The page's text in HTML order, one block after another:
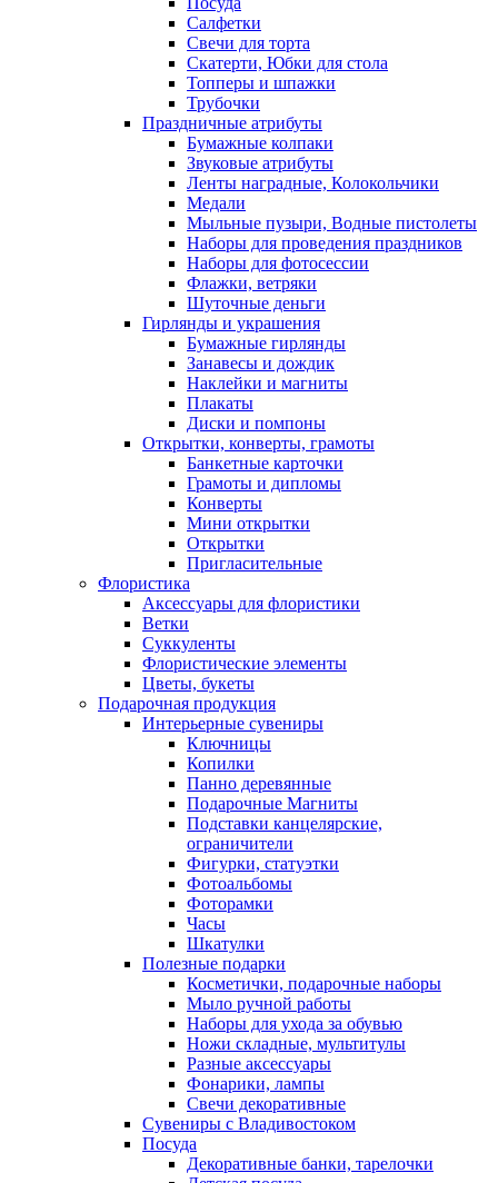
Салфетки
Свечи для торта
Скатерти, Юбки для стола
Топперы и шпажки
Трубочки
Праздничные атрибуты
Бумажные колпаки
Звуковые атрибуты
Ленты наградные, Колокольчики
Медали
Мыльные пузыри, Водные пистолеты
Наборы для проведения праздников
Наборы для фотосессии
Флажки, ветряки
Шуточные деньги
Гирлянды и украшения
Бумажные гирлянды
Занавесы и дождик
Наклейки и магниты
Плакаты
Диски и помпоны
Открытки, конверты, грамоты
Банкетные карточки
Грамоты и дипломы
Конверты
Мини открытки
Открытки
Пригласительные
Флористика
Аксессуары для флористики
Ветки
Суккуленты
Флористические элементы
Цветы, букеты
Подарочная продукция
Интерьерные сувениры
Ключницы
Копилки
Панно деревянные
Подарочные Магниты
Подставки канцелярские,
ограничители
Фигурки, статуэтки
Фотоальбомы
Фоторамки
Часы
Шкатулки
Полезные подарки
Косметички, подарочные наборы
Мыло ручной работы
Наборы для ухода за обувью
Ножи складные, мультитулы
Разные аксессуары
Фонарики, лампы
Свечи декоративные
Сувениры с Владивостоком
Посуда
Декоративные банки, тарелочки